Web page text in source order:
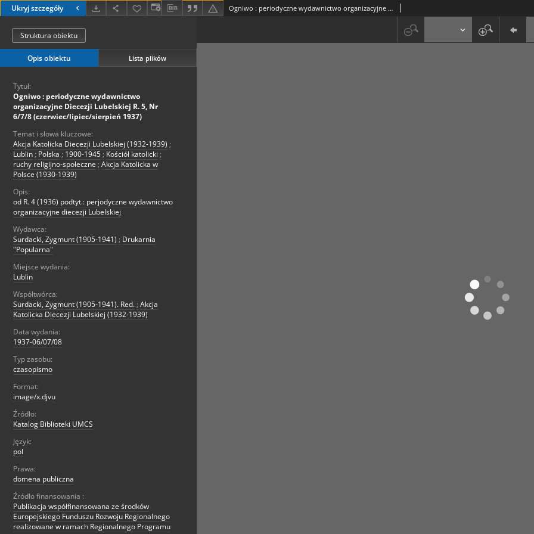
Ukryj szczegóły Ogniwo : periodyczne wydawnictwo organizacyjne Diecezji Lubelskiej R. 5, Nr 6/7/8 (czerwiec/lipiec/sierpień 1937)
Struktura obiektu
Opis obiektu Lista plików
Tytuł:
Ogniwo : periodyczne wydawnictwo
organizacyjne Diecezji Lubelskiej R. 5, Nr
6/7/8 (czerwiec/lipiec/sierpień 1937)
Temat i słowa kluczowe:
Akcja Katolicka Diecezji Lubelskiej (1932-1939) ;
Lublin ; Polska ; 1900-1945 ; Kościół katolicki ;
ruchy religijno-społeczne ; Akcja Katolicka w
Polsce (1930-1939)
Opis:
od R. 4 (1936) podtyt.: perjodyczne wydawnictwo
organizacyjne diecezji Lubelskiej
Wydawca:
Surdacki, Zygmunt (1905-1941) ; Drukarnia
"Popularna"
Miejsce wydania:
Lublin
Współtwórca:
Surdacki, Zygmunt (1905-1941). Red. ; Akcja
Katolicka Diecezji Lubelskiej (1932-1939)
Data wydania:
1937-06/07/08
Typ zasobu:
czasopismo
Format:
image/x.djvu
Źródło:
Katalog Biblioteki UMCS
Język:
pol
Prawa:
domena publiczna
Źródło finansowania :
Publikacja współfinansowana ze środków
Europejskiego Funduszu Rozwoju Regionalnego
realizowane w ramach Regionalnego Programu